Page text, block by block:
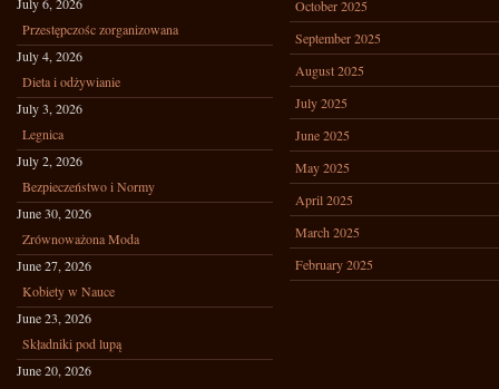
Przestępczośc zorganizowana
July 4, 2026
Dieta i odżywianie
July 3, 2026
Legnica
July 2, 2026
Bezpieczeństwo i Normy
June 30, 2026
Zrównoważona Moda
June 27, 2026
Kobiety w Nauce
June 23, 2026
Składniki pod lupą
June 20, 2026
October 2025
September 2025
August 2025
July 2025
June 2025
May 2025
April 2025
March 2025
February 2025